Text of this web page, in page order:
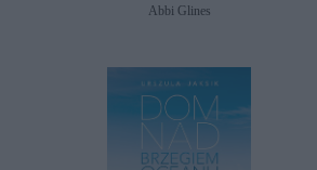
Abbi Glines